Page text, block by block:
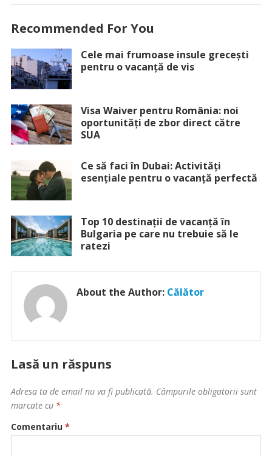
Recommended For You
Cele mai frumoase insule grecești
pentru o vacanță de vis
Visa Waiver pentru România: noi
oportunități de zbor direct către
SUA
Ce să faci în Dubai: Activități
esențiale pentru o vacanță perfectă
Top 10 destinații de vacanță în
Bulgaria pe care nu trebuie să le
ratezi
About the Author: Călător
Lasă un răspuns
Adresa ta de email nu va fi publicată. Câmpurile obligatorii sunt
marcate cu *
Comentariu *